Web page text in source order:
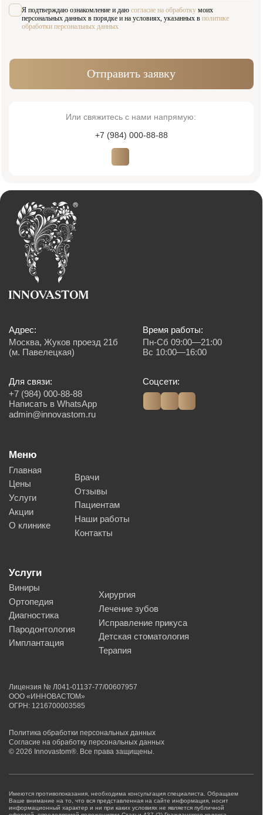
Лечение зубов
Исправление прикуса
Ортопедия
Диагностика
Пародонтология
Врачи
Отзывы
Пациентам
Наши работы
Контакты
Меню
Главная
Цены
Услуги
Акции
О клинике
Время работы:
Вс 10:00—16:00
© 2026 Innovastom®. Все права защищены.
Лицензия № Л041-01137-77/00607957
ООО «ИННОВАСТОМ»
ОГРН: 1216700003585
Имеются противопоказания, необходима консультация специалиста. Обращаем
Ваше внимание на то, что вся представленная на сайте информация, носит
информационный характер и ни при каких условиях не является публичной
офертой, определяемой положениями Статьи 437 (2) Гражданского кодекса
Российской Федерации. Также просим учесть, что все данные, представленные
на сайте в разделе "Цены", носят сугубо информационный характер и не
являются исчерпывающими. Для получения подробной информации, пожалуйста,
обращайтесь к администраторам центра. Валюта платежа, рубли. Возможна
оплата картой, наличным и безналичным способом.